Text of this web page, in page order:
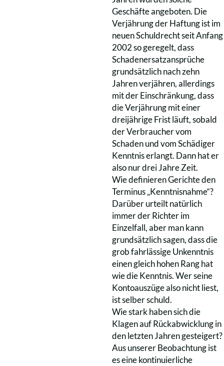
Geschäfte angeboten. Die
Verjährung der Haftung ist im
neuen Schuldrecht seit Anfang
2002 so geregelt, dass
Schadenersatzansprüche
grundsätzlich nach zehn
Jahren verjähren, allerdings
mit der Einschränkung, dass
die Verjährung mit einer
dreijährige Frist läuft, sobald
der Verbraucher vom
Schaden und vom Schädiger
Kenntnis erlangt. Dann hat er
also nur drei Jahre Zeit.
Wie definieren Gerichte den
Terminus „Kenntnisnahme“?
Darüber urteilt natürlich
immer der Richter im
Einzelfall, aber man kann
grundsätzlich sagen, dass die
grob fahrlässige Unkenntnis
einen gleich hohen Rang hat
wie die Kenntnis. Wer seine
Kontoauszüge also nicht liest,
ist selber schuld.
Wie stark haben sich die
Klagen auf Rückabwicklung in
den letzten Jahren gesteigert?
Aus unserer Beobachtung ist
es eine kontinuierliche